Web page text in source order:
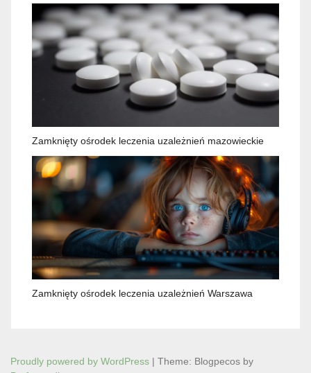
Zamknięty ośrodek leczenia uzależnień mazowieckie
Zamknięty ośrodek leczenia uzależnień Warszawa
Proudly powered by WordPress | Theme: Blogpecos by